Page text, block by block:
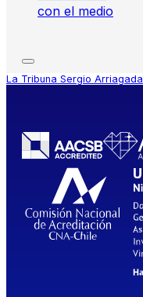
con el medio
La Tribuna Sergio Arriagada